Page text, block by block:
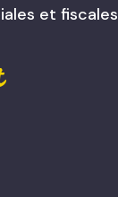
et fiscales